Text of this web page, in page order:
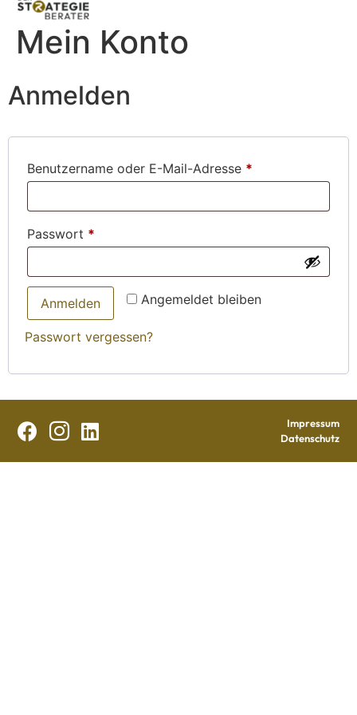
Mein Konto
Anmelden
Benutzername oder E-Mail-Adresse *
Passwort *
Angemeldet bleiben
Anmelden
Passwort vergessen?
  
Impressum
Datenschutz